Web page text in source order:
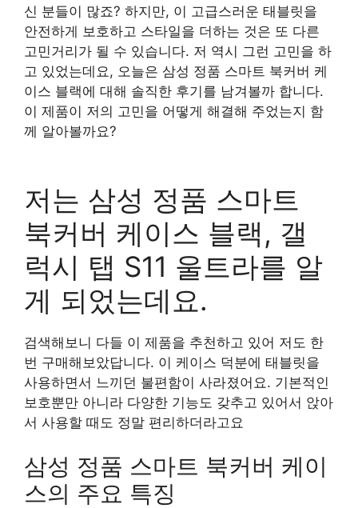
신 분들이 많죠? 하지만, 이 고급스러운 태블릿을
안전하게 보호하고 스타일을 더하는 것은 또 다른
고민거리가 될 수 있습니다. 저 역시 그런 고민을 하
고 있었는데요, 오늘은 삼성 정품 스마트 북커버 케
이스 블랙에 대해 솔직한 후기를 남겨볼까 합니다.
이 제품이 저의 고민을 어떻게 해결해 주었는지 함
께 알아볼까요?
저는 삼성 정품 스마트
북커버 케이스 블랙, 갤
럭시 탭 S11 울트라를 알
게 되었는데요.
검색해보니 다들 이 제품을 추천하고 있어 저도 한
번 구매해보았답니다. 이 케이스 덕분에 태블릿을
사용하면서 느끼던 불편함이 사라졌어요. 기본적인
보호뿐만 아니라 다양한 기능도 갖추고 있어서 앉아
서 사용할 때도 정말 편리하더라고요
삼성 정품 스마트 북커버 케이
스의 주요 특징